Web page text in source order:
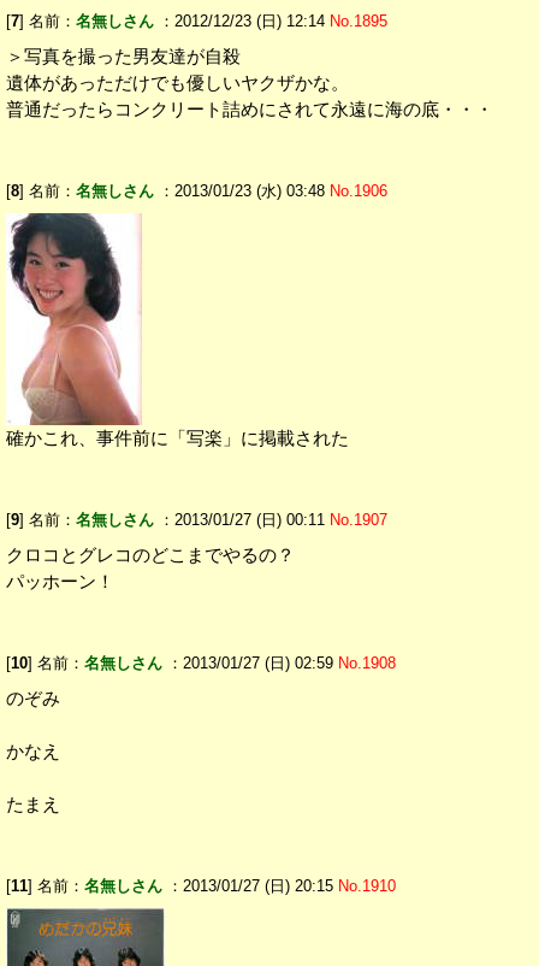
[7] 名前： 名無しさん ：2012/12/23 (日) 12:14 No.1895
＞写真を撮った男友達が自殺
遺体があっただけでも優しいヤクザかな。
普通だったらコンクリート詰めにされて永遠に海の底・・・
[8] 名前： 名無しさん ：2013/01/23 (水) 03:48 No.1906
確かこれ、事件前に「写楽」に掲載された
[9] 名前： 名無しさん ：2013/01/27 (日) 00:11 No.1907
クロコとグレコのどこまでやるの？
パッホーン！
[10] 名前： 名無しさん ：2013/01/27 (日) 02:59 No.1908
のぞみ
かなえ
たまえ
[11] 名前： 名無しさん ：2013/01/27 (日) 20:15 No.1910